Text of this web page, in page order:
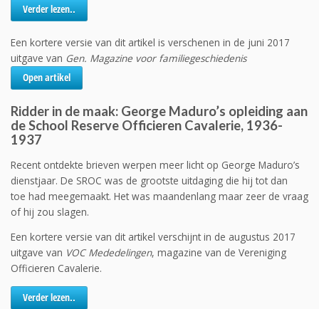
Verder lezen..
Een kortere versie van dit artikel is verschenen in de juni 2017
uitgave van Gen. Magazine voor familiegeschiedenis
Open artikel
Ridder in de maak: George Maduro’s opleiding aan
de School Reserve Officieren Cavalerie, 1936-
1937
Recent ontdekte brieven werpen meer licht op George Maduro’s
dienstjaar. De SROC was de grootste uitdaging die hij tot dan
toe had meegemaakt. Het was maandenlang maar zeer de vraag
of hij zou slagen.
Een kortere versie van dit artikel verschijnt in de augustus 2017
uitgave van VOC Mededelingen, magazine van de Vereniging
Officieren Cavalerie.
Verder lezen..